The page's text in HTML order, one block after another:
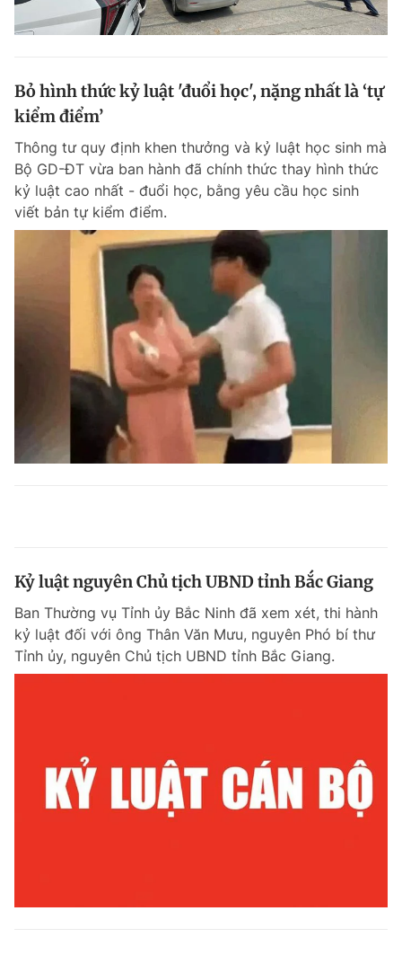
Bỏ hình thức kỷ luật 'đuổi học', nặng nhất là ‘tự
kiểm điểm’
Thông tư quy định khen thưởng và kỷ luật học sinh mà
Bộ GD-ĐT vừa ban hành đã chính thức thay hình thức
kỷ luật cao nhất - đuổi học, bằng yêu cầu học sinh
viết bản tự kiểm điểm.
Kỷ luật nguyên Chủ tịch UBND tỉnh Bắc Giang
Ban Thường vụ Tỉnh ủy Bắc Ninh đã xem xét, thi hành
kỷ luật đối với ông Thân Văn Mưu, nguyên Phó bí thư
Tỉnh ủy, nguyên Chủ tịch UBND tỉnh Bắc Giang.